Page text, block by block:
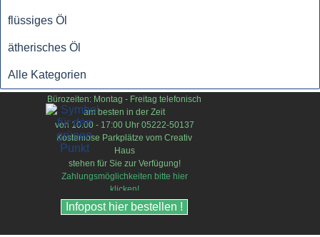
flüssiges Öl
ätherisches Öl
Alle Kategorien
Bürozeiten: Montag - Freitag telefonisch
am besten in der Zeit
von 10:00 - 17:00 Uhr 05222-50137
Kostenlose Parkplätze vom Creativ
Haus
stehen für Sie zur Verfügung!
Zahlungsmöglichkeiten bitte hier
klicken!
Infopost hier bestellen !